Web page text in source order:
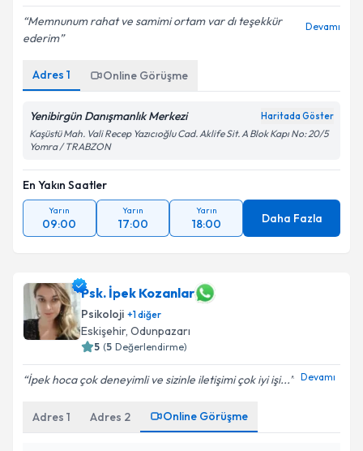
Memnunum rahat ve samimi ortam var dı teşekkür
ederim
Devamı
Adres 1 Online Görüşme
Yenibirgün Danışmanlık Merkezi Haritada Göster
Kaşüstü Mah. Vali Recep Yazıcıoğlu Cad. Aklife Sit. A Blok Kapı No: 20/5
Yomra / TRABZON
En Yakın Saatler
Yarın
09:00
Yarın
17:00
Yarın
18:00 Daha Fazla
Psk. İpek Kozanlar
Psikoloji +1diğer
Eskişehir, Odunpazarı
5 (5 Değerlendirme)
İpek hoca çok deneyimli ve sizinle iletişimi çok iyi işi... Devamı
Adres 1 Adres 2 Online Görüşme